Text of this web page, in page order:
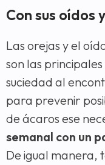
Con sus oídos
Las orejas y el
son las
suciedad al
para prevenir
de ácaros ese
semanal con un
De igual manera,